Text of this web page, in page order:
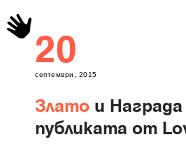
20
септември, 2015
Злато и Награда
публиката от